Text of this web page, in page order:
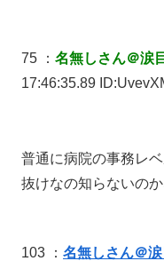
75 ： 名無しさん＠涙
17:46:35.89
普通に病院の事務レ
抜けなの知らないの
103 ： 名無しさん＠涙